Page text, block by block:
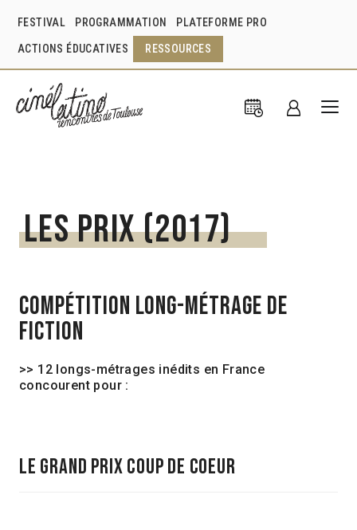
FESTIVAL PROGRAMMATION PLATEFORME PRO
ACTIONS ÉDUCATIVES RESSOURCES
Les Prix (2017)
COMPÉTITION LONG-MÉTRAGE DE
FICTION
>> 12 longs-métrages inédits en France
concourent pour :
LE GRAND PRIX COUP DE COEUR